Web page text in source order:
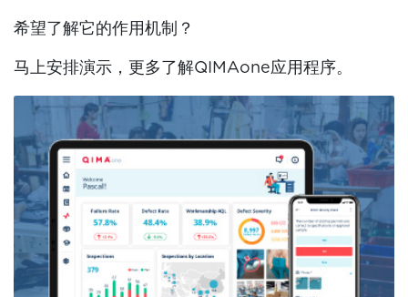
希望了解它的作用机制？
马上安排演示，更多了解QIMAone应用程序。